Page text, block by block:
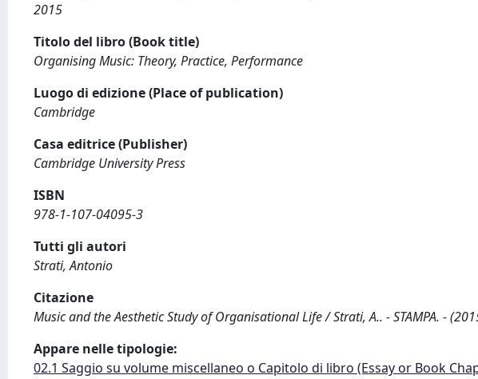
2015
Titolo del libro (Book title)
Organising Music: Theory, Practice, Performance
Luogo di edizione (Place of publication)
Cambridge
Casa editrice (Publisher)
Cambridge University Press
ISBN
978-1-107-04095-3
Tutti gli autori
Strati, Antonio
Citazione
Music and the Aesthetic Study of Organisational Life / Strati, A.. - STAMPA. -
Appare nelle tipologie:
02.1 Saggio su volume miscellaneo o Capitolo di libro (Essay or Book